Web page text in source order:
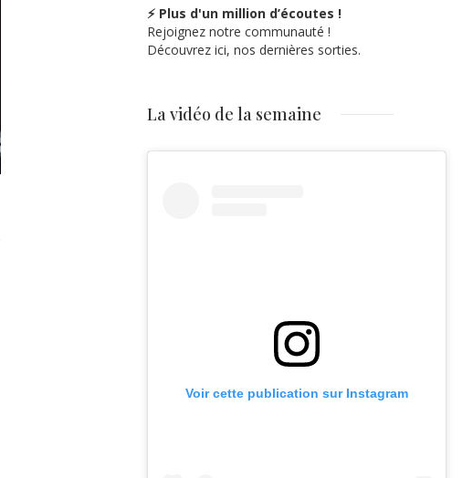
⚡ Plus d'un million d’écoutes !
Rejoignez notre communauté !
Découvrez ici, nos dernières sorties.
La vidéo de la semaine
Voir cette publication sur Instagram